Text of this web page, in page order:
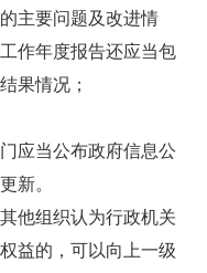
主要问题及改进情
作年度报告还应当包
果情况；
应当公布政府信息公
新。
他组织认为行政机关
益的，可以向上一级